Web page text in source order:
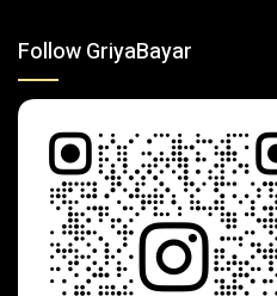
Follow GriyaBayar